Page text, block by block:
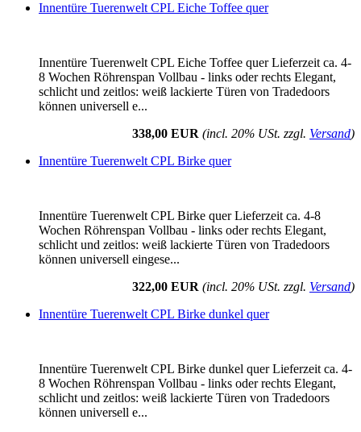
Innentüre Tuerenwelt CPL Eiche Toffee quer
Innentüre Tuerenwelt CPL Eiche Toffee quer Lieferzeit ca. 4-
8 Wochen Röhrenspan Vollbau - links oder rechts Elegant,
schlicht und zeitlos: weiß lackierte Türen von Tradedoors
können universell e...
338,00 EUR (incl. 20% USt. zzgl. Versand)
Innentüre Tuerenwelt CPL Birke quer
Innentüre Tuerenwelt CPL Birke quer Lieferzeit ca. 4-8
Wochen Röhrenspan Vollbau - links oder rechts Elegant,
schlicht und zeitlos: weiß lackierte Türen von Tradedoors
können universell eingese...
322,00 EUR (incl. 20% USt. zzgl. Versand)
Innentüre Tuerenwelt CPL Birke dunkel quer
Innentüre Tuerenwelt CPL Birke dunkel quer Lieferzeit ca. 4-
8 Wochen Röhrenspan Vollbau - links oder rechts Elegant,
schlicht und zeitlos: weiß lackierte Türen von Tradedoors
können universell e...